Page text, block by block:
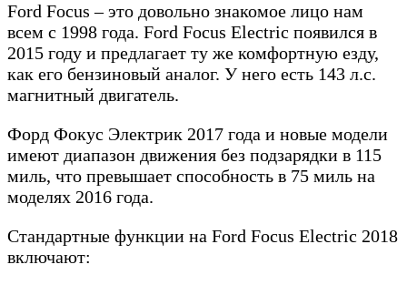
Ford Focus – это довольно знакомое лицо нам
всем с 1998 года. Ford Focus Electric появился в
2015 году и предлагает ту же комфортную езду,
как его бензиновый аналог. У него есть 143 л.с.
магнитный двигатель.
Форд Фокус Электрик 2017 года и новые модели
имеют диапазон движения без подзарядки в 115
миль, что превышает способность в 75 миль на
моделях 2016 года.
Стандартные функции на Ford Focus Electric 2018
включают: